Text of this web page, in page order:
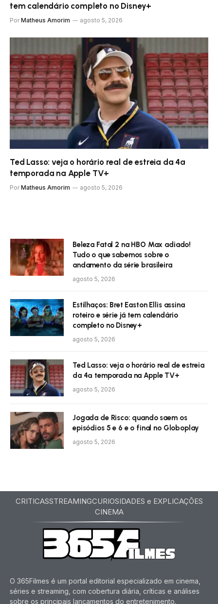
tem calendário completo no Disney+
Por Matheus Amorim agosto 5, 2026
Ted Lasso: veja o horário real de estreia da 4ª
temporada na Apple TV+
Por Matheus Amorim agosto 5, 2026
Beleza Fatal 2 na HBO Max adiado!
Tudo o que sabemos sobre o
andamento da série brasileira
agosto 5, 2026
Estilhaços: Bret Easton Ellis assina
roteiro e série já tem calendário
completo no Disney+
agosto 5, 2026
Ted Lasso: veja o horário real de estreia
da 4ª temporada na Apple TV+
agosto 5, 2026
Jogada de Risco: quando saem os
episódios 5 e 6 e o final no Globoplay
agosto 5, 2026
CRITICASSTREAMINGCURIOSIDADES e EXPLICAÇÕES
CINEMA
O 365Filmes é um portal editorial especializado em cinema,
séries e streaming, com cobertura diária, críticas e análises
sobre os principais lançamentos do entretenimento.